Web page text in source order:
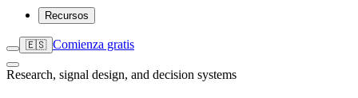
Recursos
🇪🇸 Comienza gratis
Research, signal design, and decision systems